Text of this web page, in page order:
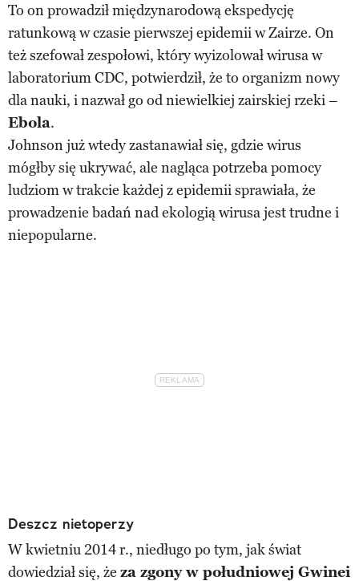
To on prowadził międzynarodową ekspedycję
ratunkową w czasie pierwszej epidemii w Zairze. On
też szefował zespołowi, który wyizolował wirusa w
laboratorium CDC, potwierdził, że to organizm nowy
dla nauki, i nazwał go od niewielkiej zairskiej rzeki –
Ebola.
Johnson już wtedy zastanawiał się, gdzie wirus
mógłby się ukrywać, ale nagląca potrzeba pomocy
ludziom w trakcie każdej z epidemii sprawiała, że
prowadzenie badań nad ekologią wirusa jest trudne i
niepopularne.
Deszcz nietoperzy
W kwietniu 2014 r., niedługo po tym, jak świat
dowiedział się, że za zgony w południowej Gwinei